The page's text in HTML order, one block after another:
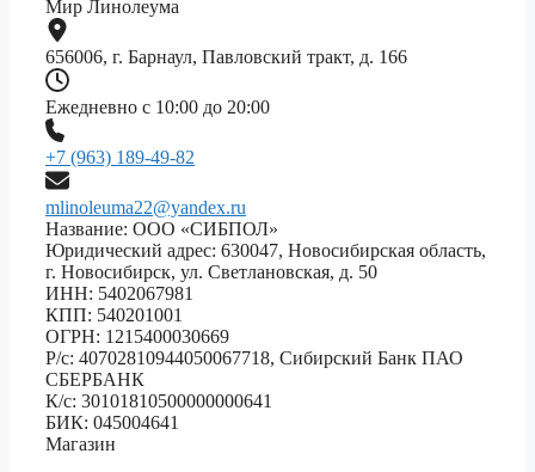
Мир Линолеума
656006, г. Барнаул, Павловский тракт, д. 166
Ежедневно с 10:00 до 20:00
+7 (963) 189-49-82
mlinoleuma22@yandex.ru
Название: ООО «СИБПОЛ»
Юридический адрес: 630047, Новосибирская область,
г. Новосибирск, ул. Светлановская, д. 50
ИНН: 5402067981
КПП: 540201001
ОГРН: 1215400030669
Р/с: 40702810944050067718, Сибирский Банк ПАО
СБЕРБАНК
К/с: 30101810500000000641
БИК: 045004641
Магазин